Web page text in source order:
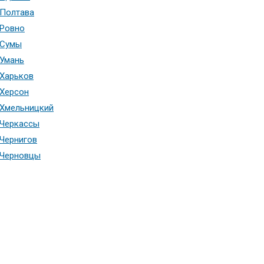
Полтава
Ровно
Сумы
Умань
Харьков
Херсон
Хмельницкий
Черкассы
Чернигов
Черновцы